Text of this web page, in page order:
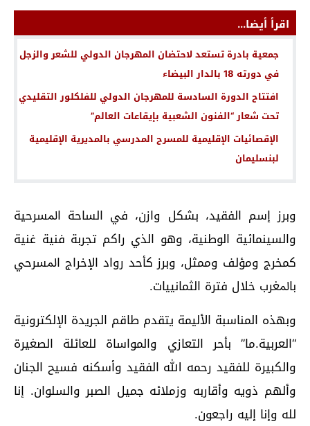
اقرأ أيضا...
جمعية بادرة تستعد لاحتضان المهرجان الدولي للشعر والزجل
في دورته 18 بالدار البيضاء
افتتاح الدورة السادسة للمهرجان الدولي للفلكلور التقليدي
تحت شعار “الفنون الشعبية بإيقاعات العالم”
الإقصائيات الإقليمية للمسرح المدرسي بالمديرية الإقليمية
لبنسليمان
وبرز إسم الفقيد، بشكل وازن، في اﻟﺴﺎﺣﺔ اﳌﺴﺮﺣﻴﺔ
والسينمائية اﻟﻮﻃﻨﻴﺔ، وهو الذي راﻛﻢ ﺗﺠﺮبة ﻓﻨﻴﺔ ﻏﻨﻴﺔ
ﻛﻤﺨﺮج وﻣﺆﻟﻒ وﻣﻤﺜﻞ، وبرز كأحد رواد اﻹﺧﺮاج اﳌﺴﺮحي
ﺑﺎﳌﻐﺮب ﺧﻼل فترة اﻟﺜﻤﺎﻧﻴﻴﺎت.
وبهذه المناسبة الأليمة يتقدم طاقم الجريدة الإلكترونية
“العربية.ما” بأحر التعازي والمواساة للعائلة الصغيرة
والكبيرة للفقيد رحمه الله الفقيد وأسكنه فسيح الجنان
وألهم ذويه وأقاربه وزملائه جميل الصبر والسلوان. إنا
لله وإنا إليه راجعون.